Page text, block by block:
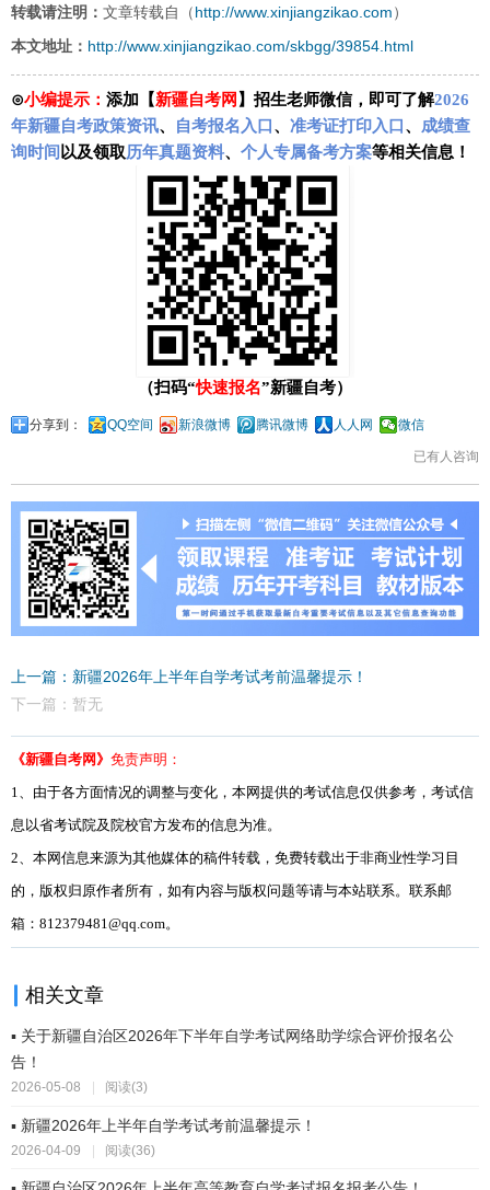
转载请注明： 文章转载自（ http://www.xinjiangzikao.com ）
本文地址： http://www.xinjiangzikao.com/skbgg/39854.html
⊙小编提示： 添加【新疆自考网 】招生老师微信，即可了解2026
年新疆自考政策资讯、 自考报名入口 、 准考证打印入口 、 成绩查
询时间 以及领取历年真题资料、 个人专属备考方案等相关信息！
（扫码“快速报名”新疆自考）
分享到： QQ空间 新浪微博 腾讯微博 人人网 微信
已有人咨询
上一篇：新疆2026年上半年自学考试考前温馨提示！
下一篇：暂无
《新疆自考网》 免责声明：
1、由于各方面情况的调整与变化，本网提供的考试信息仅供参考，考试信
息以省考试院及院校官方发布的信息为准。
2、本网信息来源为其他媒体的稿件转载，免费转载出于非商业性学习目
的，版权归原作者所有，如有内容与版权问题等请与本站联系。联系邮
箱：812379481@qq.com。
相关文章
▪ 关于新疆自治区2026年下半年自学考试网络助学综合评价报名公
告！
2026-05-08 阅读(3)
▪ 新疆2026年上半年自学考试考前温馨提示！
2026-04-09 | 阅读(36)